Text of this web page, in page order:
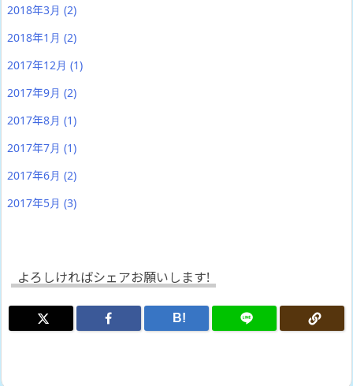
2018年3月 (2)
2018年1月 (2)
2017年12月 (1)
2017年9月 (2)
2017年8月 (1)
2017年7月 (1)
2017年6月 (2)
2017年5月 (3)
よろしければシェアお願いします!
B!